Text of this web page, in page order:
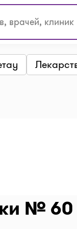
№ 60